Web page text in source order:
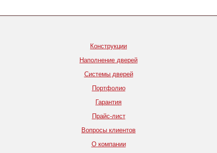
Конструкции
Наполнение дверей
Системы дверей
Портфолио
Гарантия
Прайс-лист
Вопросы клиентов
О компании